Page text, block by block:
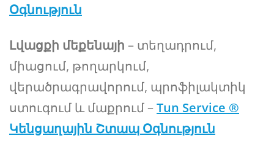
Օգնություն
Լվացքի մեքենայի – տեղադրում,
միացում, թողարկում,
վերածրագրավորում, պրոֆիլակտիկ
ստուգում և մաքրում –Tun Service ®
Կենցաղային Շտապ Օգնություն